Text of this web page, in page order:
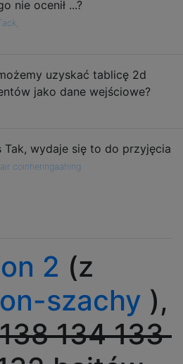
nie ocenił ...?
uzyskać tablicę 2d
jako dane wejściowe?
Tak, wydaje się to do przyjęcia
coinheringaahing
2 (z
szachy ),
134 133